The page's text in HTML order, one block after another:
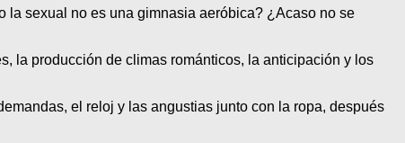
la sexual no es una gimnasia aeróbica? ¿Acaso no se
la producción de climas románticos, la anticipación y los
el reloj y las angustias junto con la ropa, después